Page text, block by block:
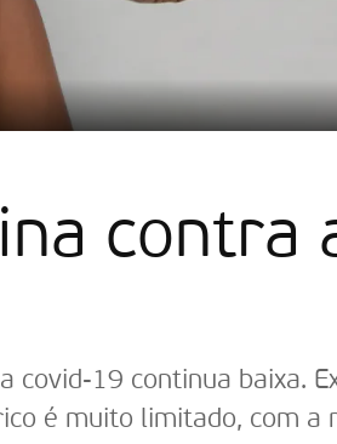
contra
covid-19 continua baixa.
é muito limitado, com a